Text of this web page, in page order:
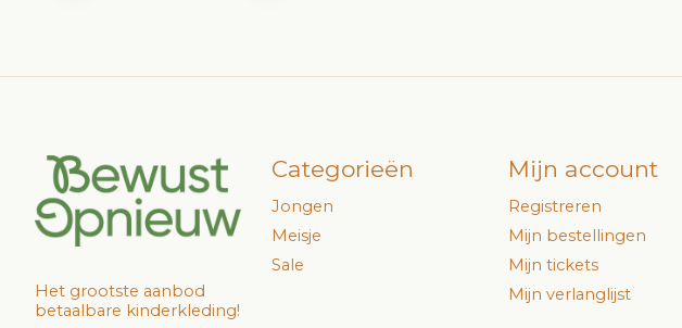
Het grootste aanbod
betaalbare kinderkleding!
Categorieën
Jongen
Meisje
Sale
Mijn account
Registreren
Mijn bestellingen
Mijn tickets
Mijn verlanglijst